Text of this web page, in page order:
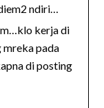
ndiri…
kerja di
pada
di posting